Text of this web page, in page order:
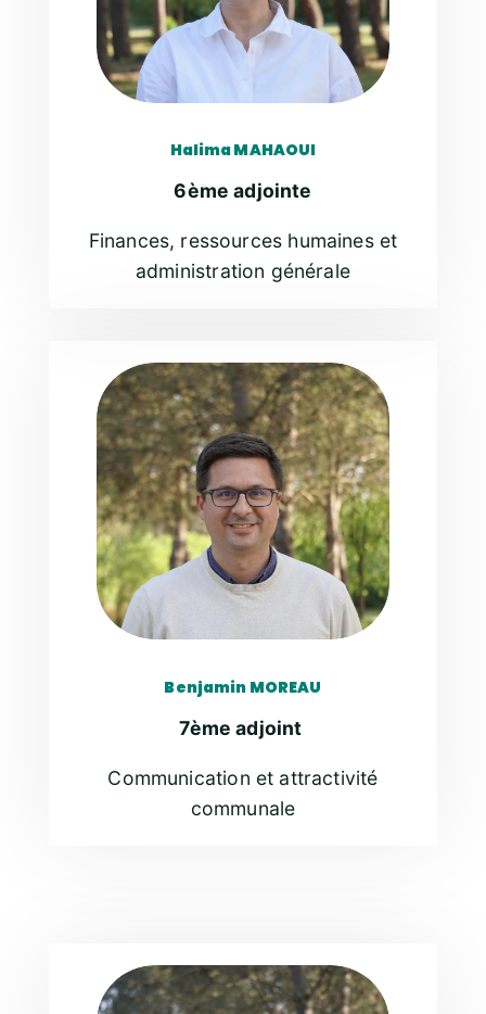
Halima MAHAOUI
6ème adjointe
Finances, ressources humaines et
administration générale
Benjamin MOREAU
7ème adjoint
Communication et attractivité
communale